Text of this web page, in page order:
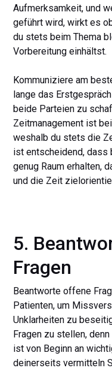
Aufmerksamkeit, und
geführt wird, wirkt es
du stets beim Thema
Vorbereitung einhältst.
Kommuniziere am
lange das
beide Parteien zu
Zeitmanagement ist
weshalb du stets die
ist entscheidend, dass
genug Raum erhalten,
und die Zeit
5.
Fragen
Beantworte offene
Patienten, um
Unklarheiten zu
Fragen zu stellen,
ist von Beginn an
deinerseits vermitteln